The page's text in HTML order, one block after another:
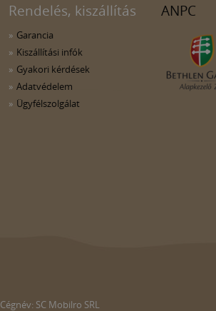
Rendelés, kiszállítás
Garancia
Kiszállítási infók
Gyakori kérdések
Adatvédelem
Ügyfélszolgálat
ANPC
Cégnév: SC Mobilro SRL